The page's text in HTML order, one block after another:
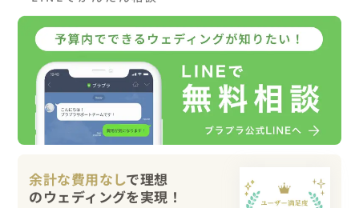
▽こんな人におすすめ
愛をカタチに残すお手伝いをさせてください。
この先、１０年後、２０年後に宝物になる写真は、
着飾っている写真ではなく、ありのままの姿が残っている
ことだと思っております。
それこそが【自分たちらしい】ということです。
余計な費用なしで理想